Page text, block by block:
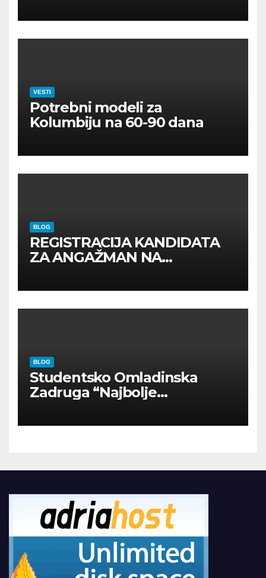
VESTI
Potrebni modeli za
Kolumbiju na 60-90 dana
BLOG
REGISTRACIJA KANDIDATA
ZA ANGAŽMAN NA
BLOG
Studentsko Omladinska
Zadruga “Najbolje